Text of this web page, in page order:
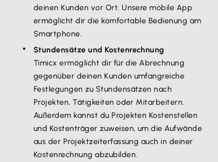
deinen Kunden vor Ort. Unsere mobile App
ermöglicht dir die komfortable Bedienung am
Smartphone.
Stundensätze und Kostenrechnung
Timicx ermöglicht dir für die Abrechnung
gegenüber deinen Kunden umfangreiche
Festlegungen zu Stundensätzen nach
Projekten, Tätigkeiten oder Mitarbeitern.
Außerdem kannst du Projekten Kostenstellen
und Kostenträger zuweisen, um die Aufwände
aus der Projektzeiterfassung auch in deiner
Kostenrechnung abzubilden.